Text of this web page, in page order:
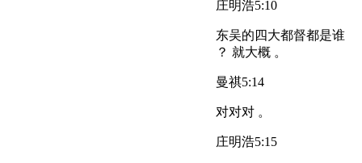
庄明浩5:10
东吴的四大都督都是谁
？ 就大概 。
曼祺5:14
对对对 。
庄明浩5:15